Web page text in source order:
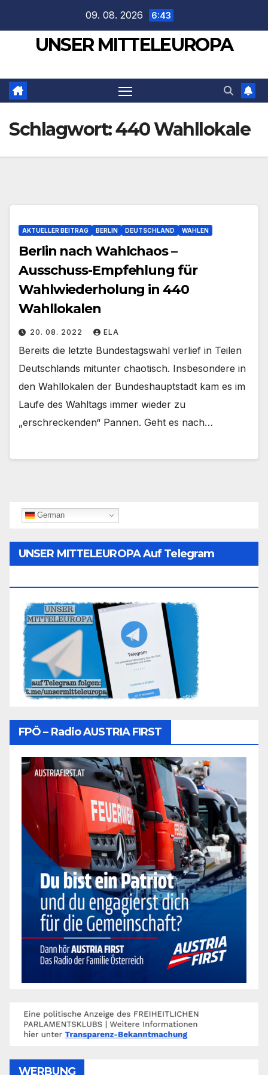
springen
09. 08. 2026 6:43
UNSER MITTELEUROPA
Schlagwort:440 Wahllokale
AKTUELLER BEITRAG BERLIN DEUTSCHLAND WAHLEN
Berlin nach Wahlchaos –
Ausschuss-Empfehlung für
Wahlwiederholung in 440
Wahllokalen
20. 08. 2022 ELA
Bereits die letzte Bundestagswahl verlief in Teilen
Deutschlands mitunter chaotisch. Insbesondere in
den Wahllokalen der Bundeshauptstadt kam es im
Laufe des Wahltags immer wieder zu
„erschreckenden“ Pannen. Geht es nach…
German
UNSER MITTELEUROPA Auf Telegram
FPÖ – Radio AUSTRIA FIRST
WERBUNG